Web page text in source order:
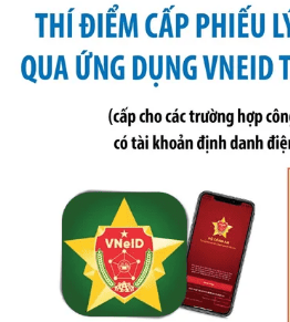
Tên: Nghị định số 291/2026/NĐ-
đổi, bổ sung một số điều của
ngày 19 tháng 10 năm 2020 của
phạt vi phạm hành chính về thuế,
sung bởi Nghị định số 102/2021/
Ngày ban hành: 20/07/2026
Tên: Quyết định công bố Danh
ban hành, được sửa đổi, bổ sung,
Quy trình nội bộ, quy trình điện tử
chính trong một số lĩnh vực thuộc
lý của Sở Văn hóa, Thể tha
Ngày ban hành: 01/06/2026